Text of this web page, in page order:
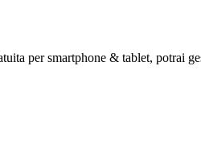
per smartphone & tablet, potrai